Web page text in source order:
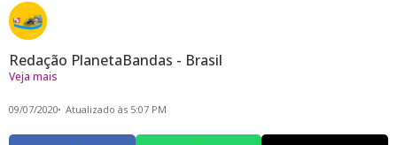
Redação PlanetaBandas - Brasil
Veja mais
09/07/2020 Atualizado às 5:07 PM